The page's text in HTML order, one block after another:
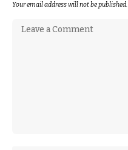
Your email address will not be published.